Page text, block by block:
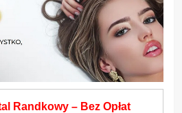
Randkowy – Bez Opłat